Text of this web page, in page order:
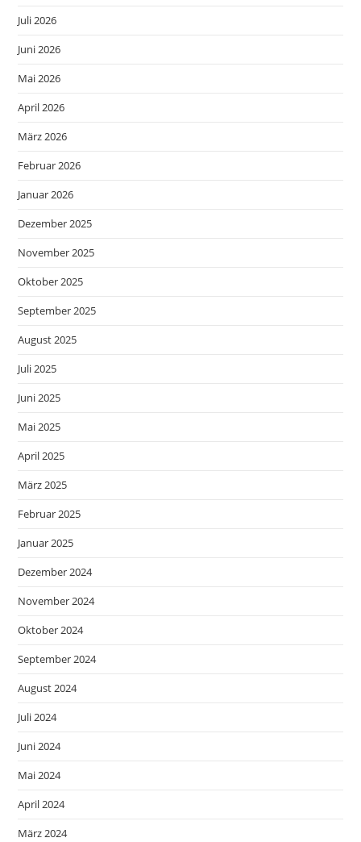
Juli 2026
Juni 2026
Mai 2026
April 2026
März 2026
Februar 2026
Januar 2026
Dezember 2025
November 2025
Oktober 2025
September 2025
August 2025
Juli 2025
Juni 2025
Mai 2025
April 2025
März 2025
Februar 2025
Januar 2025
Dezember 2024
November 2024
Oktober 2024
September 2024
August 2024
Juli 2024
Juni 2024
Mai 2024
April 2024
März 2024